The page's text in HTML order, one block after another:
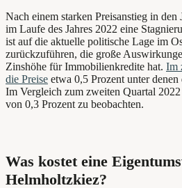
Nach einem starken Preisanstieg in
im Laufe des Jahres 2022 eine
ist auf die aktuelle politische Lage im
zurückzuführen, die große
Zinshöhe für Immobilienkredite hat. Im
die Preise etwa 0,5 Prozent unter denen
Im Vergleich zum zweiten Quartal
von 0,3 Prozent zu beobachten.
Was kostet eine
Helmholtzkiez?